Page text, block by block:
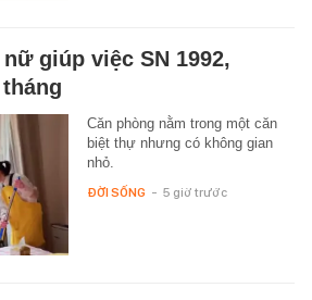
giúp việc SN 1992,
Căn phòng nằm trong một căn
biệt thự nhưng có không gian
nhỏ.
ĐỜI SỐNG - 5 giờ trước